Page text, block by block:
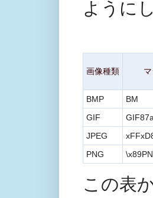
ように
画像種類
BMP
BM
GIF
GIF87a
JPEG
PNG
この表